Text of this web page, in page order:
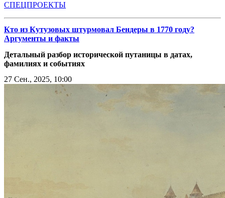
СПЕЦПРОЕКТЫ
Кто из Кутузовых штурмовал Бендеры в 1770 году?
Аргументы и факты
Детальный разбор исторической путаницы в датах,
фамилиях и событиях
27 Сен., 2025, 10:00